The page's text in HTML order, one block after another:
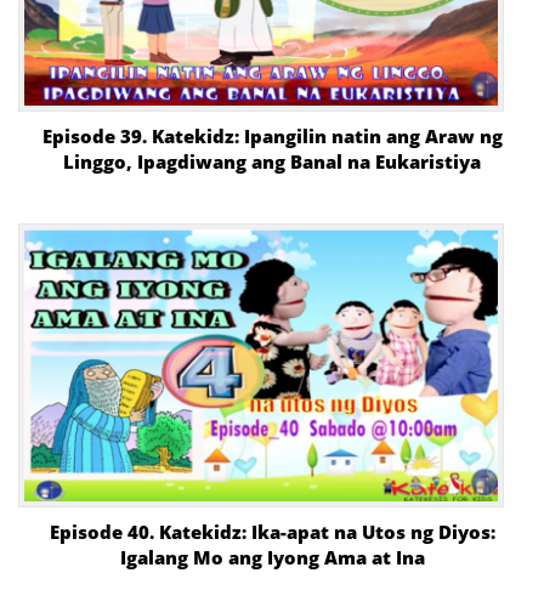
Episode 39. Katekidz: Ipangilin natin ang Araw ng
Linggo, Ipagdiwang ang Banal na Eukaristiya
Episode 40. Katekidz: Ika-apat na Utos ng Diyos:
Igalang Mo ang Iyong Ama at Ina